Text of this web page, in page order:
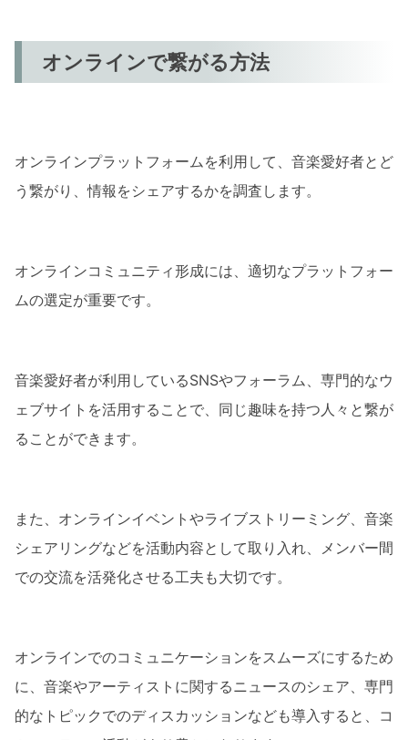
オンラインで繋がる方法
オンラインプラットフォームを利用して、音楽愛好者とど
う繋がり、情報をシェアするかを調査します。
オンラインコミュニティ形成には、適切なプラットフォー
ムの選定が重要です。
音楽愛好者が利用しているSNSやフォーラム、専門的なウ
ェブサイトを活用することで、同じ趣味を持つ人々と繋が
ることができます。
また、オンラインイベントやライブストリーミング、音楽
シェアリングなどを活動内容として取り入れ、メンバー間
での交流を活発化させる工夫も大切です。
オンラインでのコミュニケーションをスムーズにするため
に、音楽やアーティストに関するニュースのシェア、専門
的なトピックでのディスカッションなども導入すると、コ